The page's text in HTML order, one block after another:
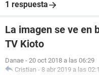
1 respuesta
La imagen se ve en
TV Kioto
Danae - 20 oct 2018 a las 06:29
Cristian - 8 abr 2019 a las